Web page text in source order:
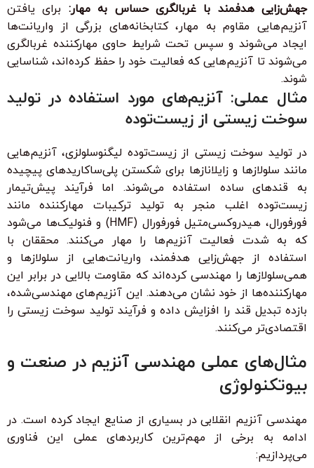
جهش‌زایی هدفمند با غربالگری حساس به مهار: برای یافتن
آنزیم‌هایی مقاوم به مهار، کتابخانه‌های بزرگی از واریانت‌ها
ایجاد می‌شوند و سپس تحت شرایط حاوی مهارکننده غربالگری
می‌شوند تا آنزیم‌هایی که فعالیت خود را حفظ کرده‌اند، شناسایی
شوند.
مثال عملی: آنزیم‌های مورد استفاده در تولید
سوخت زیستی از زیست‌توده
در تولید سوخت زیستی از زیست‌توده لیگنوسلولزی، آنزیم‌هایی
مانند سلولازها و زایلانازها برای شکستن پلی‌ساکاریدهای پیچیده
به قندهای ساده استفاده می‌شوند. اما فرآیند پیش‌تیمار
زیست‌توده اغلب منجر به تولید ترکیبات مهارکننده مانند
فورفورال، هیدروکسی‌متیل فورفورال (HMF) و فنولیک‌ها می‌شود
که به شدت فعالیت آنزیم‌ها را مهار می‌کنند. محققان با
استفاده از جهش‌زایی هدفمند، واریانت‌هایی از سلولازها و
همی‌سلولازها را مهندسی کرده‌اند که مقاومت بالایی در برابر این
مهارکننده‌ها از خود نشان می‌دهند. این آنزیم‌های مهندسی‌شده،
بازده تبدیل قند را افزایش داده و فرآیند تولید سوخت زیستی را
اقتصادی‌تر می‌کنند.
مثال‌های عملی مهندسی آنزیم در صنعت و
بیوتکنولوژی
مهندسی آنزیم انقلابی در بسیاری از صنایع ایجاد کرده است. در
ادامه به برخی از مهم‌ترین کاربردهای عملی این فناوری
می‌پردازیم: